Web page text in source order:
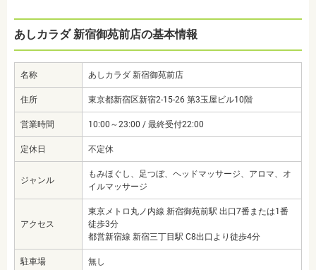
あしカラダ 新宿御苑前店の基本情報
名称 あしカラダ 新宿御苑前店
住所 東京都新宿区新宿2-15-26 第3玉屋ビル10階
営業時間 10:00～23:00 / 最終受付22:00
定休日 不定休
ジャンル
もみほぐし、足つぼ、ヘッドマッサージ、アロマ、オ
イルマッサージ
アクセス
東京メトロ丸ノ内線 新宿御苑前駅 出口7番または1番
徒歩3分
都営新宿線 新宿三丁目駅 C8出口より徒歩4分
駐車場 無し